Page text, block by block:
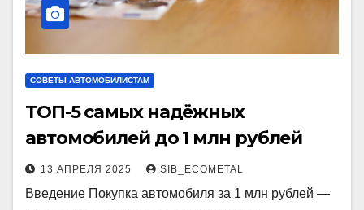
СОВЕТЫ АВТОМОБИЛИСТАМ
ТОП-5 самых надёжных
автомобилей до 1 млн рублей
13 АПРЕЛЯ 2025 SIB_ECOMETAL
Введение Покупка автомобиля за 1 млн рублей —